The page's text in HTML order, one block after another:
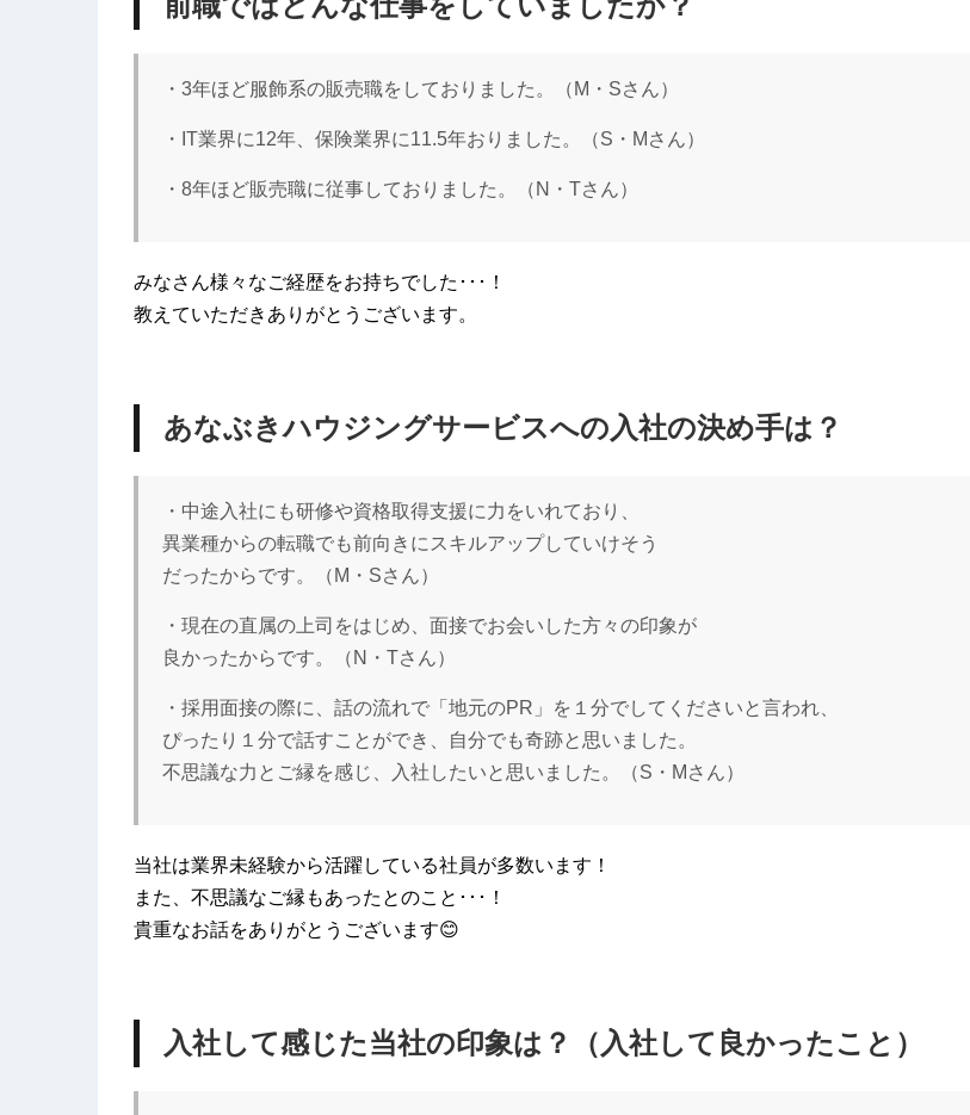
・3年ほど服飾系の販売職をしておりました。（M・Sさん）
・IT業界に12年、保険業界に11.5年おりました。（S・Mさん）
・8年ほど販売職に従事しておりました。（N・Tさん）
みなさん様々なご経歴をお持ちでした･･･！
教えていただきありがとうございます。
あなぶきハウジングサービスへの入社の決め手は？
・中途入社にも研修や資格取得支援に力をいれており、
異業種からの転職でも前向きにスキルアップしていけそう
だったからです。（M・Sさん）
・現在の直属の上司をはじめ、面接でお会いした方々の印象が
良かったからです。（N・Tさん）
・採用面接の際に、話の流れで「地元のPR」を１分でしてくださいと言われ、
ぴったり１分で話すことができ、自分でも奇跡と思いました。
不思議な力とご縁を感じ、入社したいと思いました。（S・Mさん）
当社は業界未経験から活躍している社員が多数います！
また、不思議なご縁もあったとのこと･･･！
貴重なお話をありがとうございます😊
入社して感じた当社の印象は？（入社して良かったこと）